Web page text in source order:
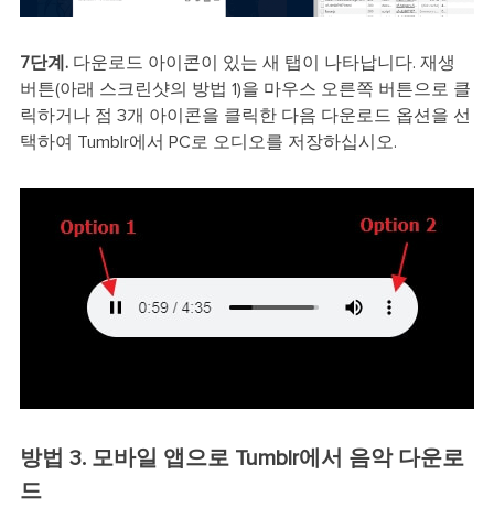
7단계. 다운로드 아이콘이 있는 새 탭이 나타납니다. 재생
버튼(아래 스크린샷의 방법 1)을 마우스 오른쪽 버튼으로 클
릭하거나 점 3개 아이콘을 클릭한 다음 다운로드 옵션을 선
택하여 Tumblr에서 PC로 오디오를 저장하십시오.
방법 3. 모바일 앱으로 Tumblr에서 음악 다운로
드